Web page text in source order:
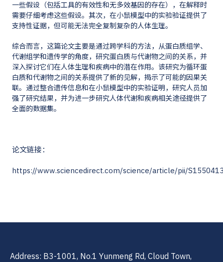
一些假设（包括工具的有效性和无多效基因的存在），在解释时
需要仔细考虑这些假设。其次，在小鼠模型中的实验验证提供了
支持性证据，但可能无法完全复制复杂的人体生理。
综合而言，这篇论文主要是通过跨学科的方法，从蛋白质组学、
代谢组学和遗传学的角度，研究蛋白质与代谢物之间的关系，并
深入探讨它们在人体生理和疾病中的潜在作用。该研究为循环蛋
白质和代谢物之间的关系提供了新的见解，揭示了可能的因果关
联。通过整合遗传信息和在小鼠模型中的实验证明，研究人员加
强了研究结果，并为进一步研究人体代谢和疾病相关途径提供了
全面的数据集。
论文链接：
https://www.sciencedirect.com/science/article/pii/
Address: B3-1001, No.1 Yunmeng Rd, Cloud Town,